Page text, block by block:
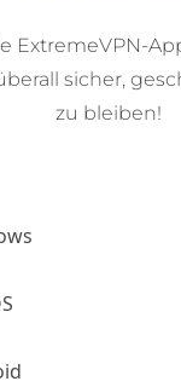
ExtremeVPN-
sicher,
zu bleiben!